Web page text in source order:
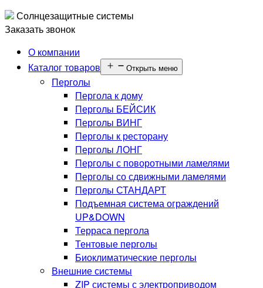
Солнцезащитные системы
Заказать звонок
О компании
Каталог товаров
Открыть меню
Перголы
Пергола к дому
Перголы БЕЙСИК
Перголы ВИНГ
Перголы к ресторану
Перголы ЛОНГ
Перголы с поворотными ламелями
Перголы со сдвижными ламелями
Перголы СТАНДАРТ
Подъемная система ограждений
UP&DOWN
Терраса пергола
Тентовые перголы
Биоклиматические перголы
Внешние системы
ZIP системы с электроприводом